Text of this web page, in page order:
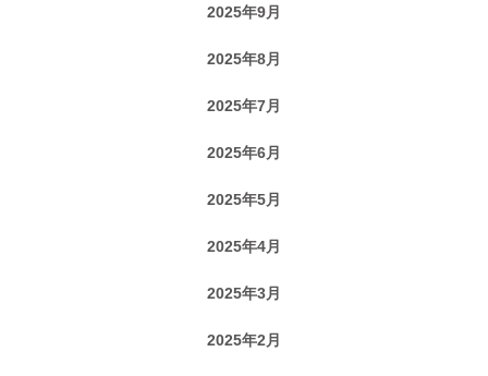
2025年9月
2025年8月
2025年7月
2025年6月
2025年5月
2025年4月
2025年3月
2025年2月